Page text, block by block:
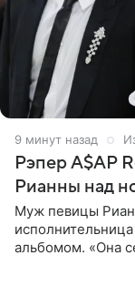
9 минут назад
Рэпер A$AP
Рианны над
Муж певицы
альбомом. «Она